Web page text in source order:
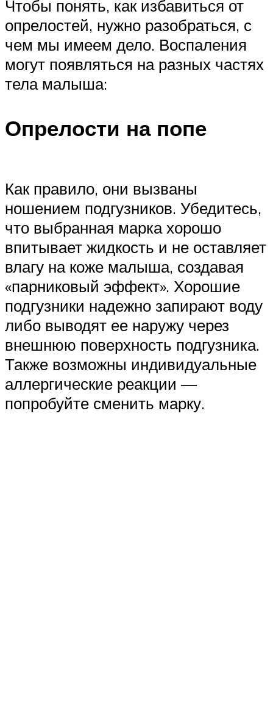
Чтобы понять, как избавиться от
опрелостей, нужно разобраться, с
чем мы имеем дело. Воспаления
могут появляться на разных частях
тела малыша:
Опрелости на попе
Как правило, они вызваны
ношением подгузников. Убедитесь,
что выбранная марка хорошо
впитывает жидкость и не оставляет
влагу на коже малыша, создавая
«парниковый эффект». Хорошие
подгузники надежно запирают воду
либо выводят ее наружу через
внешнюю поверхность подгузника.
Также возможны индивидуальные
аллергические реакции —
попробуйте сменить марку.